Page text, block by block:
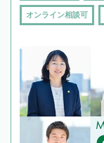
オンライン相談可